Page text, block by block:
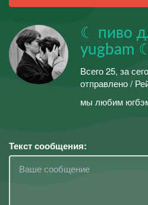
☾ пиво
yugbam ☾
Всего 25, за
отправлено /
мы любим
Текст сообщения: